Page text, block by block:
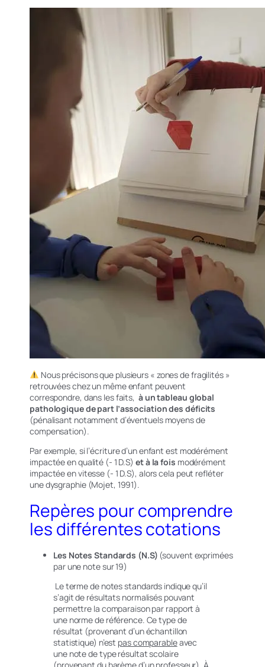
Nous précisons que plusieurs « zones de fragilités »
retrouvées chez un même enfant peuvent
correspondre, dans les faits, à un tableau global
pathologique de part l’association des déficits
(pénalisant notamment d’éventuels moyens de
compensation).
Par exemple, si l’écriture d’un enfant est modérément
impactée en qualité (- 1 D.S) et à la fois modérément
impactée en vitesse (- 1 D.S), alors cela peut refléter
une dysgraphie (Mojet, 1991).
Repères pour comprendre
les différentes cotations
Les Notes Standards (N.S) (souvent exprimées
par une note sur 19)
Le terme de notes standards indique qu’il
s’agit de résultats normalisés pouvant
permettre la comparaison par rapport à
une norme de référence. Ce type de
résultat (provenant d’un échantillon
statistique) n’est pas comparableavec
une note de type résultat scolaire